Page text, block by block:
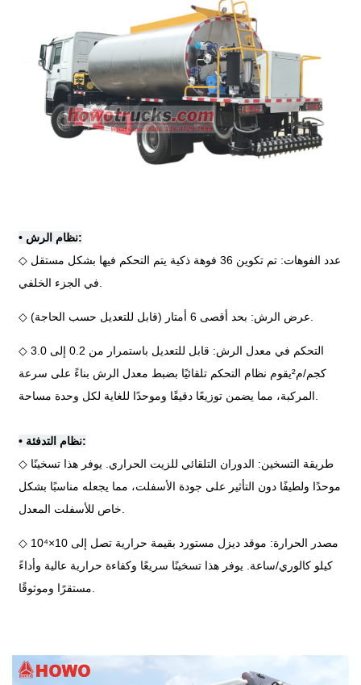
•
نظام الرش:
◇ عدد الفوهات: تم تكوين 36 فوهة ذكية يتم التحكم فيها بشكل مستقل
◇ التحكم في معدل الرش: قابل للتعديل باستمرار من 0.2 إلى 3.0
كجم/م²يقوم نظام التحكم تلقائيًا بضبط معدل الرش بناءً على سرعة
•
نظام التدفئة:
◇ طريقة التسخين: الدوران التلقائي للزيت الحراري. يوفر هذا تسخينًا
موحدًا ولطيفًا دون التأثير على جودة الأسفلت، مما يجعله مناسبًا بشكل
◇ مصدر الحرارة: موقد ديزل مستورد بقيمة حرارية تصل إلى 10×10
⁴
كيلو كالوري/ساعة. يوفر هذا تسخينًا سريعًا وكفاءة حرارية عالية وأداءً